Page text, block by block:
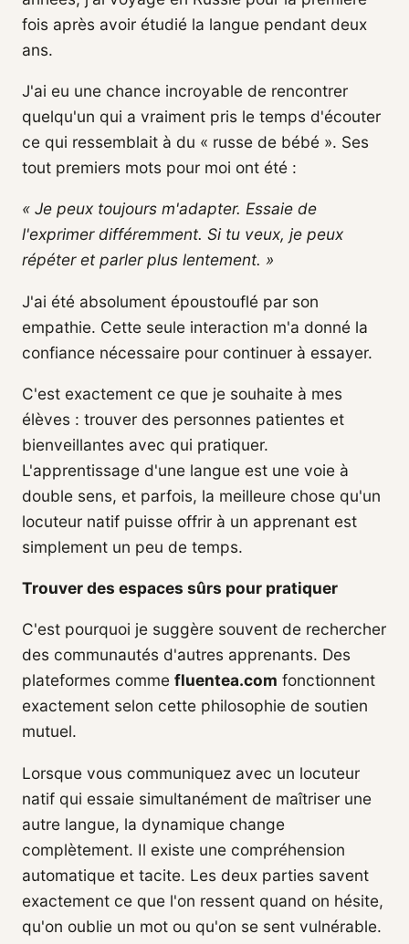
fois après avoir étudié la langue pendant deux
ans.
J'ai eu une chance incroyable de rencontrer
quelqu'un qui a vraiment pris le temps d'écouter
ce qui ressemblait à du « russe de bébé ». Ses
tout premiers mots pour moi ont été :
« Je peux toujours m'adapter. Essaie de
l'exprimer différemment. Si tu veux, je peux
répéter et parler plus lentement. »
J'ai été absolument époustouflé par son
empathie. Cette seule interaction m'a donné la
confiance nécessaire pour continuer à essayer.
C'est exactement ce que je souhaite à mes
élèves : trouver des personnes patientes et
bienveillantes avec qui pratiquer.
L'apprentissage d'une langue est une voie à
double sens, et parfois, la meilleure chose qu'un
locuteur natif puisse offrir à un apprenant est
simplement un peu de temps.
Trouver des espaces sûrs pour pratiquer
C'est pourquoi je suggère souvent de rechercher
des communautés d'autres apprenants. Des
plateformes comme fluentea.com fonctionnent
exactement selon cette philosophie de soutien
mutuel.
Lorsque vous communiquez avec un locuteur
natif qui essaie simultanément de maîtriser une
autre langue, la dynamique change
complètement. Il existe une compréhension
automatique et tacite. Les deux parties savent
exactement ce que l'on ressent quand on hésite,
qu'on oublie un mot ou qu'on se sent vulnérable.